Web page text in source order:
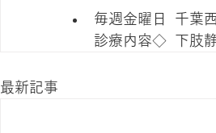
毎週金曜日  千葉
診療内容◇  下肢
最新記事